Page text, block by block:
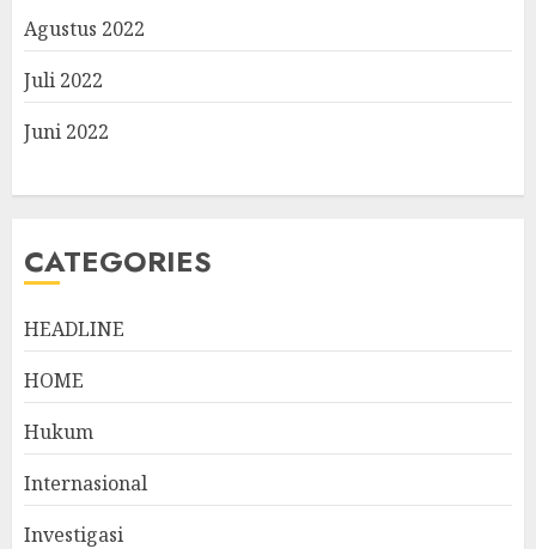
Agustus 2022
Juli 2022
Juni 2022
CATEGORIES
HEADLINE
HOME
Hukum
Internasional
Investigasi